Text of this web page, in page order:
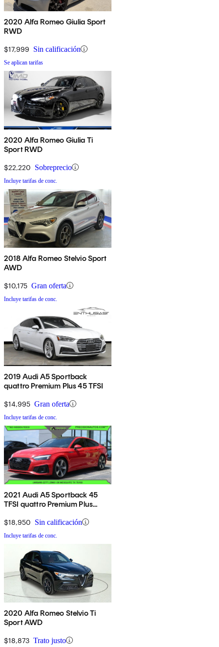
2020 Alfa Romeo Giulia Sport
RWD
$17,999 Sin calificación
Se aplican tarifas
2020 Alfa Romeo Giulia Ti
Sport RWD
$22,220 Sobreprecio
Incluye tarifas de conc.
2018 Alfa Romeo Stelvio Sport
AWD
$10,175 Gran oferta
Incluye tarifas de conc.
2019 Audi A5 Sportback
quattro Premium Plus 45 TFSI
$14,995 Gran oferta
Incluye tarifas de conc.
2021 Audi A5 Sportback 45
TFSI quattro Premium Plus
$18,950 Sin calificación
Incluye tarifas de conc.
2020 Alfa Romeo Stelvio Ti
Sport AWD
$18,873 Trato justo